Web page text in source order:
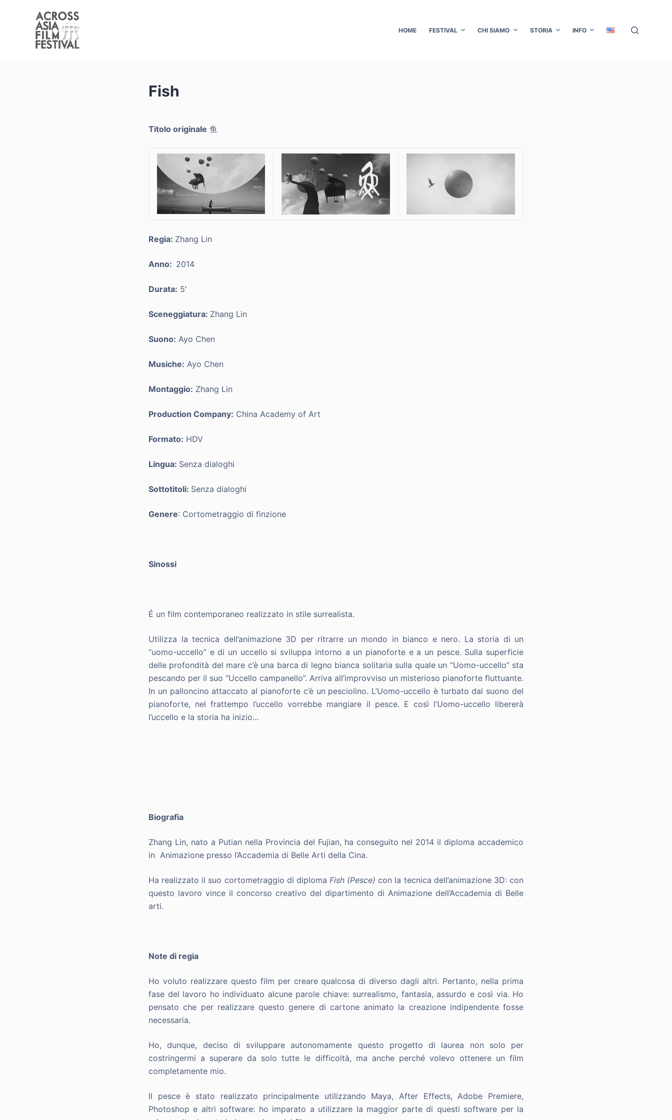
HOME FESTIVAL CHI SIAMO STORIA INFO
Fish
Titolo originale 鱼
Regia: Zhang Lin
Anno: 2014
Durata: 5′
Sceneggiatura: Zhang Lin
Suono: Ayo Chen
Musiche: Ayo Chen
Montaggio: Zhang Lin
Production Company: China Academy of Art
Formato: HDV
Lingua: Senza dialoghi
Sottotitoli: Senza dialoghi
Genere: Cortometraggio di finzione
Sinossi
É un film contemporaneo realizzato in stile surrealista.
Utilizza la tecnica dell’animazione 3D per ritrarre un mondo in bianco e nero. La storia di un
“uomo-uccello” e di un uccello si sviluppa intorno a un pianoforte e a un pesce. Sulla superficie
delle profondità del mare c’è una barca di legno bianca solitaria sulla quale un “Uomo-uccello” sta
pescando per il suo “Uccello campanello”. Arriva all’improvviso un misterioso pianoforte fluttuante.
In un palloncino attaccato al pianoforte c’è un pesciolino. L’Uomo-uccello è turbato dal suono del
pianoforte, nel frattempo l’uccello vorrebbe mangiare il pesce. E così l’Uomo-uccello libererà
l’uccello e la storia ha inizio…
Biografia
Zhang Lin, nato a Putian nella Provincia del Fujian, ha conseguito nel 2014 il diploma accademico
in Animazione presso l’Accademia di Belle Arti della Cina.
Ha realizzato il suo cortometraggio di diploma Fish (Pesce)con la tecnica dell’animazione 3D: con
questo lavoro vince il concorso creativo del dipartimento di Animazione dell’Accademia di Belle
arti.
Note di regia
Ho voluto realizzare questo film per creare qualcosa di diverso dagli altri. Pertanto, nella prima
fase del lavoro ho individuato alcune parole chiave: surrealismo, fantasia, assurdo e così via. Ho
pensato che per realizzare questo genere di cartone animato la creazione indipendente fosse
necessaria.
Ho, dunque, deciso di sviluppare autonomamente questo progetto di laurea non solo per
costringermi a superare da solo tutte le difficoltà, ma anche perché volevo ottenere un film
completamente mio.
Il pesce è stato realizzato principalmente utilizzando Maya, After Effects, Adobe Premiere,
Photoshop e altri software: ho imparato a utilizzare la maggior parte di questi software per la